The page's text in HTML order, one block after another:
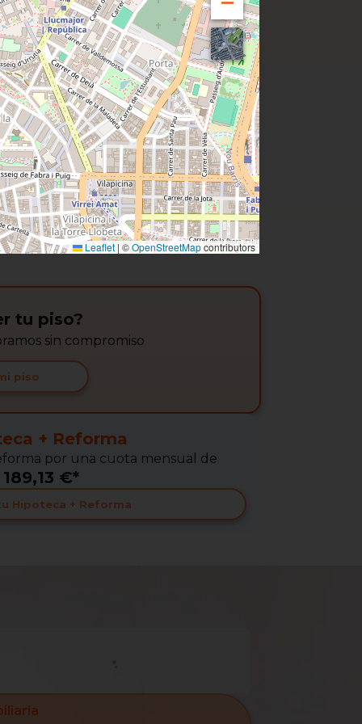
Leaflet |©OpenStreetMapcontributors
tu piso?
sin compromiso
piso
+ Reforma
por una cuota mensual de
189,13 €*
Hipoteca + Reforma